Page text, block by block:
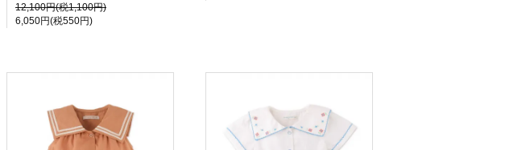
12,100円(税1,100円)
6,050円(税550円)